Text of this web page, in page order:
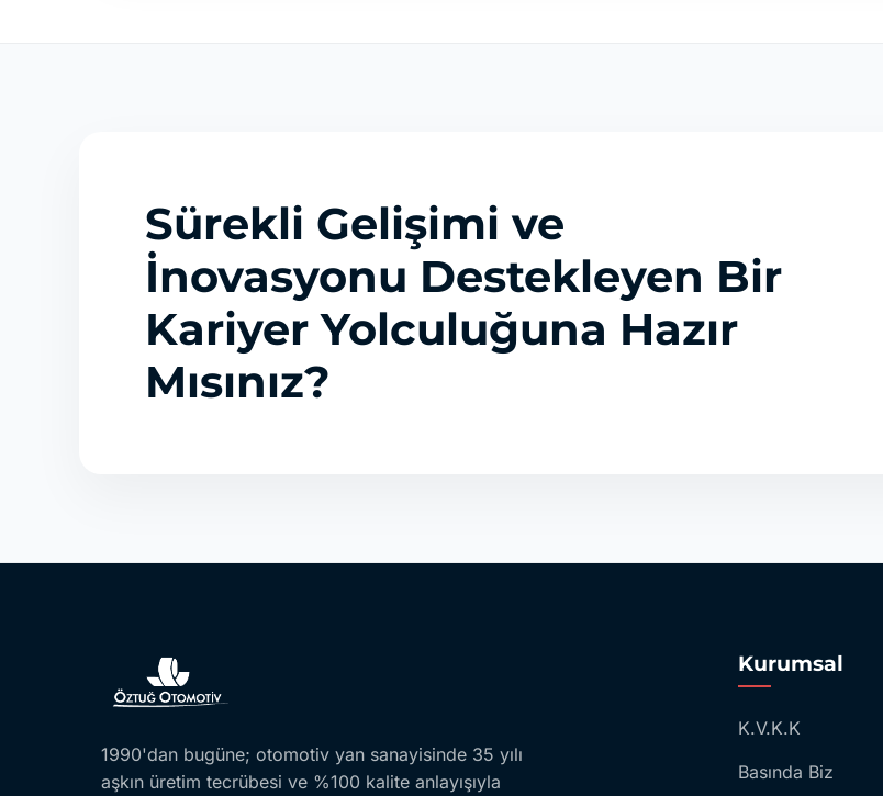
Sürekli Gelişimi ve
İnovasyonu Destekleyen Bir
Kariyer Yolculuğuna Hazır
Mısınız?
1990'dan bugüne; otomotiv yan sanayisinde 35 yılı
aşkın üretim tecrübesi ve %100 kalite anlayışıyla
Kurumsal
K.V.K.K
Basında Biz